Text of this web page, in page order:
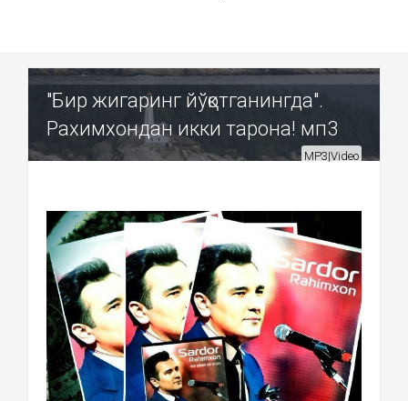
"Бир жигаринг йўқотганингда".
Рахимхондан икки тарона! мп3
MP3|Video